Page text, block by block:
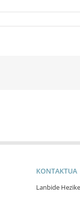
KONTAKTUA
Lanbide